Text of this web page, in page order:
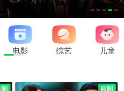
电影 综艺 儿童